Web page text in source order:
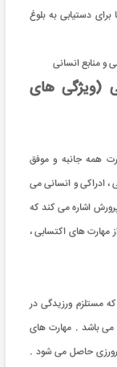
دستیابی به بلوغ
(ویژگی های
همه جانبه و موفق
ادراکی و انسانی می
اشاره می کند که
مهارت های اکتسابی ،
مستلزم ورزیدگی در
می باشد . مهارت های
حاصل می شود .